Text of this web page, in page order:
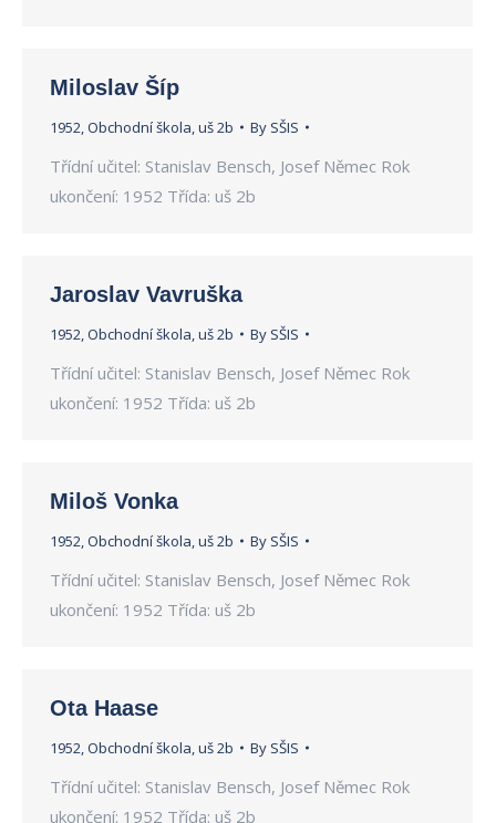
Miloslav Šíp
1952,Obchodní škola,uš 2b By SŠIS
Třídní učitel: Stanislav Bensch, Josef Němec Rok
ukončení: 1952 Třída: uš 2b
Jaroslav Vavruška
1952,Obchodní škola,uš 2b By SŠIS
Třídní učitel: Stanislav Bensch, Josef Němec Rok
ukončení: 1952 Třída: uš 2b
Miloš Vonka
1952,Obchodní škola,uš 2b By SŠIS
Třídní učitel: Stanislav Bensch, Josef Němec Rok
ukončení: 1952 Třída: uš 2b
Ota Haase
1952,Obchodní škola,uš 2b By SŠIS
Třídní učitel: Stanislav Bensch, Josef Němec Rok
ukončení: 1952 Třída: uš 2b